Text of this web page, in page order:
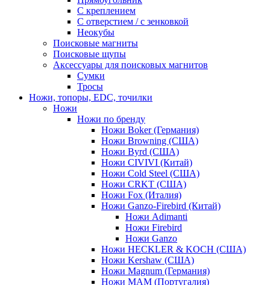
С креплением
С отверстием / с зенковкой
Неокубы
Поисковые магниты
Поисковые щупы
Аксессуары для поисковых магнитов
Сумки
Тросы
Ножи, топоры, EDC, точилки
Ножи
Ножи по бренду
Ножи Boker (Германия)
Ножи Browning (США)
Ножи Byrd (США)
Ножи CIVIVI (Китай)
Ножи Cold Steel (США)
Ножи CRKT (США)
Ножи Fox (Италия)
Ножи Ganzo-Firebird (Китай)
Ножи Adimanti
Ножи Firebird
Ножи Ganzo
Ножи HECKLER & KOCH (США)
Ножи Kershaw (США)
Ножи Magnum (Германия)
Ножи MAM (Португалия)